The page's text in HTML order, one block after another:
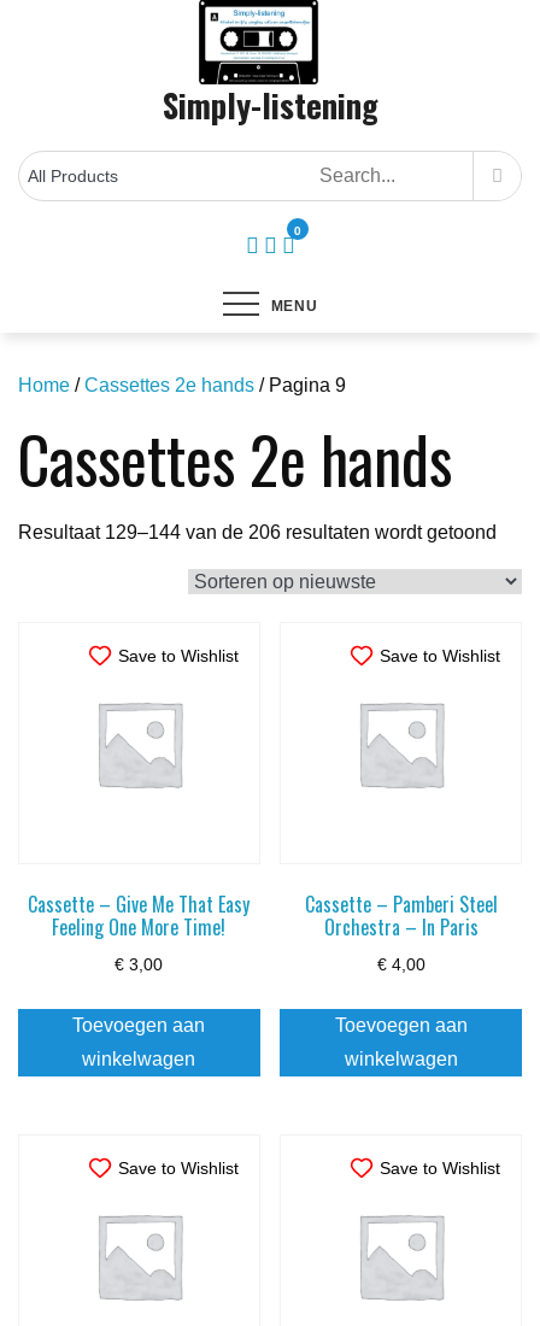
Simply-listening
0
MENU
Home /Cassettes 2e hands / Pagina 9
Cassettes 2e hands
Resultaat 129–144 van de 206 resultaten wordt getoond
op
Save to Wishlist
Cassette – Give Me That Easy
Feeling One More Time!
€ 3,00
Toevoegen aan
winkelwagen
Save to Wishlist
Cassette – Pamberi Steel
Orchestra – In Paris
€4,00
Toevoegen aan
winkelwagen
Save to Wishlist Save to Wishlist